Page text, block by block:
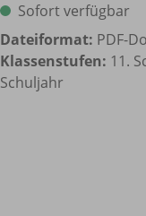
Sofort verfügbar
Dateiformat: PDF-
Klassenstufen: 11.
Schuljahr